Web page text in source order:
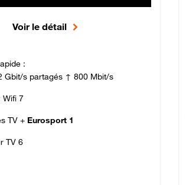
Voir le détail
:
Gbit/s partagés ↑ 800 Mbit/s
Wifi 7
TV + Eurosport 1
TV 6